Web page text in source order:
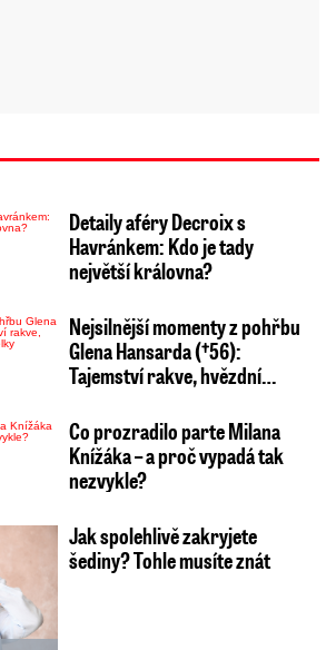
Detaily aféry Decroix s
Havránkem: Kdo je tady
největší královna?
Nejsilnější momenty z pohřbu
Glena Hansarda (†56):
Tajemství rakve, hvězdní…
Co prozradilo parte Milana
Knížáka – a proč vypadá tak
nezvykle?
Jak spolehlivě zakryjete
šediny? Tohle musíte znát